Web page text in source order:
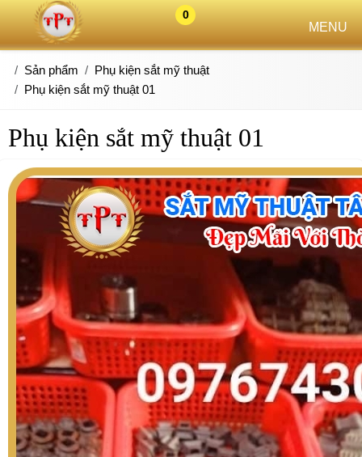
0
MENU
Sản phẩm
Phụ kiện sắt mỹ thuật
Phụ kiện sắt mỹ thuật 01
Phụ kiện sắt mỹ thuật 01